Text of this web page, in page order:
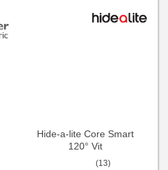
Hide-a-lite Core Smart
120° Vit
(13)